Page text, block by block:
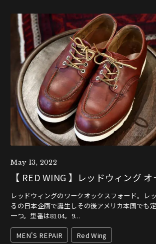
May 13, 2022
【 RED WING 】レッドウィング
レッドウィングのワークオックスフォード。レ
るの日本企画で誕生しその後アメリカ本国でも
一つ。型番は8104。9...
MEN'S REPAIR Red Wing